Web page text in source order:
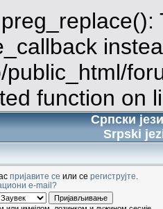
public_html/
function on
Српски
Srpski
пријавите се или се региструјте
e-mail?